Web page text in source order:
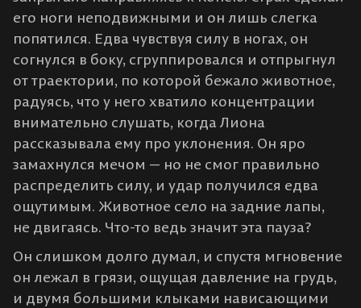
его ноги неподвижными и он лишь слегка
попятился. Едва чувствуя силу в ногах, он
согнулся в боку, сгруппировался и отпрыгнул
от траектории, по которой бежало животное,
радуясь, что у него хватило концентрации
внимательно слушать, когда Лиона
рассказывала ему про уклонения. Он яро
замахнулся мечом — но не смог правильно
распределить силу, и удар получился едва
ощутимым. Животное село на задние лапы,
не двигаясь. Что-то ведь значит эта пауза?
Он слишком долго думал, и спустя мгновение
он лежал в грязи, ощущая давление на грудь,
и двумя большими клыками нависающими